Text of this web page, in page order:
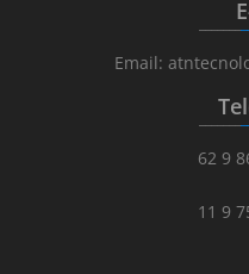
_______
Email:
_______
62 9
11 9